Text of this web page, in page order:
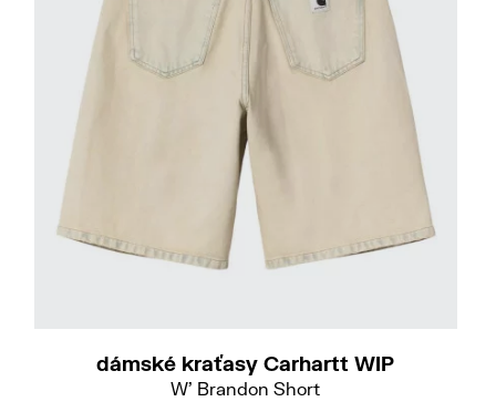
dámské kraťasy Carhartt WIP
W' Brandon Short